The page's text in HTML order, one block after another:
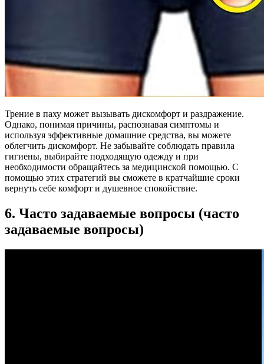
Трение в паху может вызывать дискомфорт и раздражение.
Однако, понимая причины, распознавая симптомы и
используя эффективные домашние средства, вы можете
облегчить дискомфорт. Не забывайте соблюдать правила
гигиены, выбирайте подходящую одежду и при
необходимости обращайтесь за медицинской помощью. С
помощью этих стратегий вы сможете в кратчайшие сроки
вернуть себе комфорт и душевное спокойствие.
6. Часто задаваемые вопросы (часто
задаваемые вопросы)